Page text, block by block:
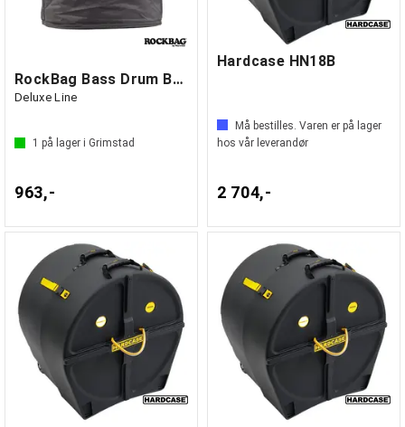
RockBag Bass Drum Bag (18" x 16")
Deluxe Line
1 på lager i Grimstad
963,-
Hardcase HN18B
Må bestilles. Varen er på lager
hos vår leverandør
2 704,-